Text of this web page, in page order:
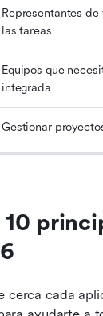
Representantes
las tareas
Equipos que
integrada
Gestionar
10
cerca cada